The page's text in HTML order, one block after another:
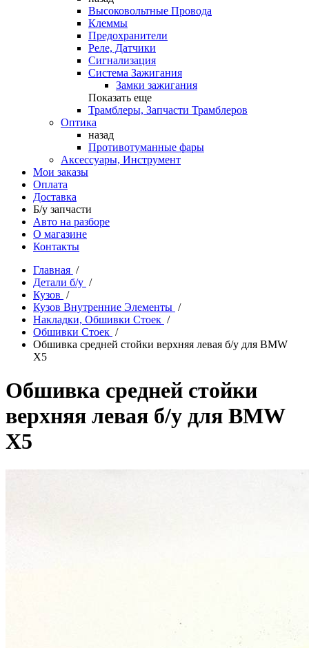
Высоковольтные Провода
Клеммы
Предохранители
Реле, Датчики
Сигнализация
Система Зажигания
Замки зажигания
Показать еще
Трамблеры, Запчасти Трамблеров
Оптика
назад
Противотуманные фары
Аксессуары, Инструмент
Мои заказы
Оплата
Доставка
Б/у запчасти
Авто на разборе
О магазине
Контакты
Главная /
Детали б/у /
Кузов /
Кузов Внутренние Элементы /
Накладки, Обшивки Стоек /
Обшивки Стоек /
Обшивка средней стойки верхняя левая б/у для BMW
X5
Обшивка средней стойки
верхняя левая б/у для BMW
X5